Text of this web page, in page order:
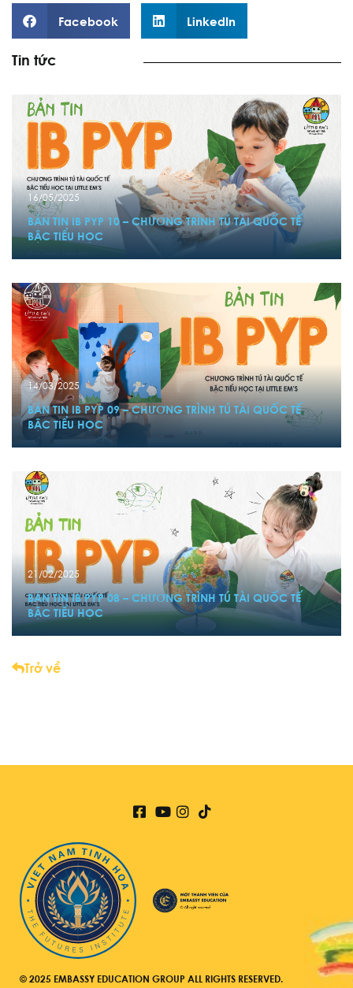
Facebook LinkedIn
Tin tức
BẢN TIN IB PYP 10 – CHƯƠNG TRÌNH TÚ TÀI QUỐC TẾ
BẬC TIỂU HỌC
16/05/2025
BẢN TIN IB PYP 09 – CHƯƠNG TRÌNH TÚ TÀI QUỐC TẾ
BẬC TIỂU HỌC
14/03/2025
BẢN TIN IB PYP 08 – CHƯƠNG TRÌNH TÚ TÀI QUỐC TẾ
BẬC TIỂU HỌC
21/02/2025
Trở về
© 2025 EMBASSY EDUCATION GROUP ALL RIGHTS RESERVED.